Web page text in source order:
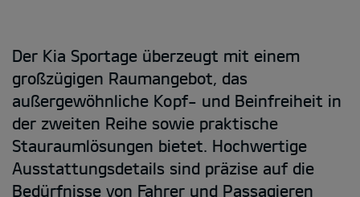
Der Kia Sportage überzeugt mit einem
großzügigen Raumangebot, das
außergewöhnliche Kopf- und Beinfreiheit in
der zweiten Reihe sowie praktische
Stauraumlösungen bietet. Hochwertige
Ausstattungsdetails sind präzise auf die
Bedürfnisse von Fahrer und Passagieren